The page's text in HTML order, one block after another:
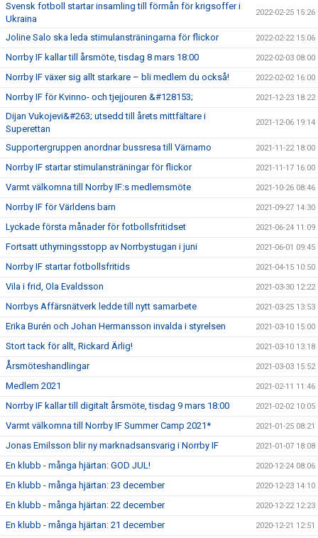
Svensk fotboll startar insamling till förmån för krigsoffer i
Ukraina
2022-02-25 15:26
Joline Salo ska leda stimulansträningarna för flickor 2022-02-22 15:06
Norrby IF kallar till årsmöte, tisdag 8 mars 18:00 2022-02-03 08:00
Norrby IF växer sig allt starkare – bli medlem du också! 2022-02-02 16:00
Norrby IF för Kvinno- och tjejjouren &#128153; 2021-12-23 18:22
Dijan Vukojevi&#263; utsedd till årets mittfältare i
Superettan
2021-12-06 19:14
Supportergruppen anordnar bussresa till Värnamo 2021-11-22 18:00
Norrby IF startar stimulansträningar för flickor 2021-11-17 16:00
Varmt välkomna till Norrby IF:s medlemsmöte 2021-10-26 08:46
Norrby IF för Världens barn 2021-09-27 14:30
Lyckade första månader för fotbollsfritidset 2021-06-24 11:09
Fortsatt uthyrningsstopp av Norrbystugan i juni 2021-06-01 09:45
Norrby IF startar fotbollsfritids 2021-04-15 10:50
Vila i frid, Ola Evaldsson 2021-03-30 12:22
Norrbys Affärsnätverk ledde till nytt samarbete 2021-03-25 13:53
Erika Burén och Johan Hermansson invalda i styrelsen 2021-03-10 15:00
Stort tack för allt, Rickard Ärlig! 2021-03-10 13:18
Årsmöteshandlingar 2021-03-03 15:52
Medlem 2021 2021-02-11 11:46
Norrby IF kallar till digitalt årsmöte, tisdag 9 mars 18:00 2021-02-02 10:05
Varmt välkomna till Norrby IF Summer Camp 2021* 2021-01-25 08:21
Jonas Emilsson blir ny marknadsansvarig i Norrby IF 2021-01-07 18:08
En klubb - många hjärtan: GOD JUL! 2020-12-24 08:06
En klubb - många hjärtan: 23 december 2020-12-23 14:10
En klubb - många hjärtan: 22 december 2020-12-22 12:23
En klubb - många hjärtan: 21 december 2020-12-21 12:51